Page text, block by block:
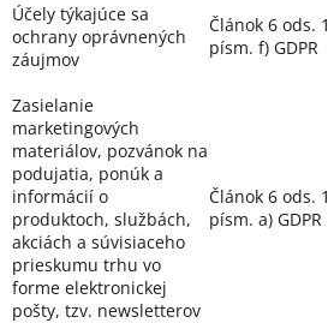
Účely týkajúce sa
ochrany oprávnených
záujmov
Článok 6 ods. 1
písm. f) GDPR
Zasielanie
marketingových
materiálov, pozvánok na
podujatia, ponúk a
informácií o
produktoch, službách,
akciách a súvisiaceho
prieskumu trhu vo
forme elektronickej
pošty, tzv. newsletterov
Článok 6 ods. 1
písm. a) GDPR